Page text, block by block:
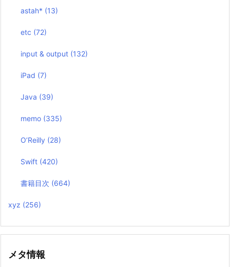
astah* (13)
etc (72)
input & output (132)
iPad (7)
Java (39)
memo (335)
O’Reilly (28)
Swift (420)
書籍目次 (664)
xyz (256)
メタ情報